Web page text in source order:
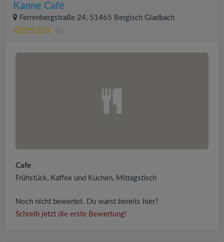
Kanne Café
Ferrenbergstraße 24, 51465 Bergisch Gladbach
(0)
Cafe
Frühstück, Kaffee und Kuchen, Mittagstisch
Noch nicht bewertet. Du warst bereits hier?
Schreib jetzt die erste Bewertung!